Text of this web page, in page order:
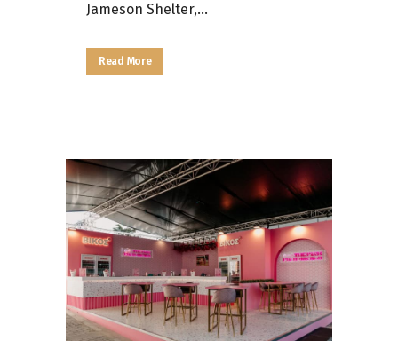
Jameson Shelter,...
Read More